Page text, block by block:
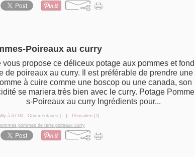
Poireaux au curry
vous propose ce déliceux potage aux pommes et fond
de poireaux au curry. Il est préférable de prendre une
à cuire comme une boscop ou une canada, son
se mariera très bien avec le curry. Potage Pomme
s-Poireaux au curry Ingrédients pour...
à 07:00 - Commentaires [ …] - Permalien [#]
pommes de terre poireaux curry